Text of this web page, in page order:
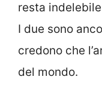
resta
I due sono
credono che
del mondo.